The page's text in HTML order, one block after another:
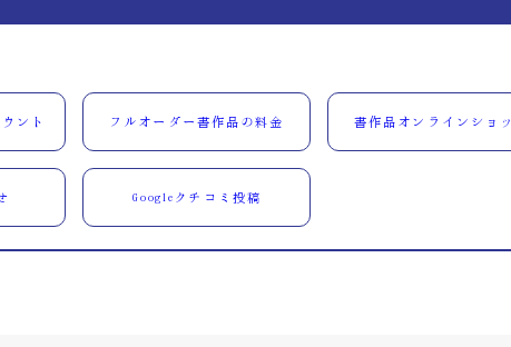
ント フルオーダー書作品の料金 書作品オンラインショ
Googleクチコミ投稿